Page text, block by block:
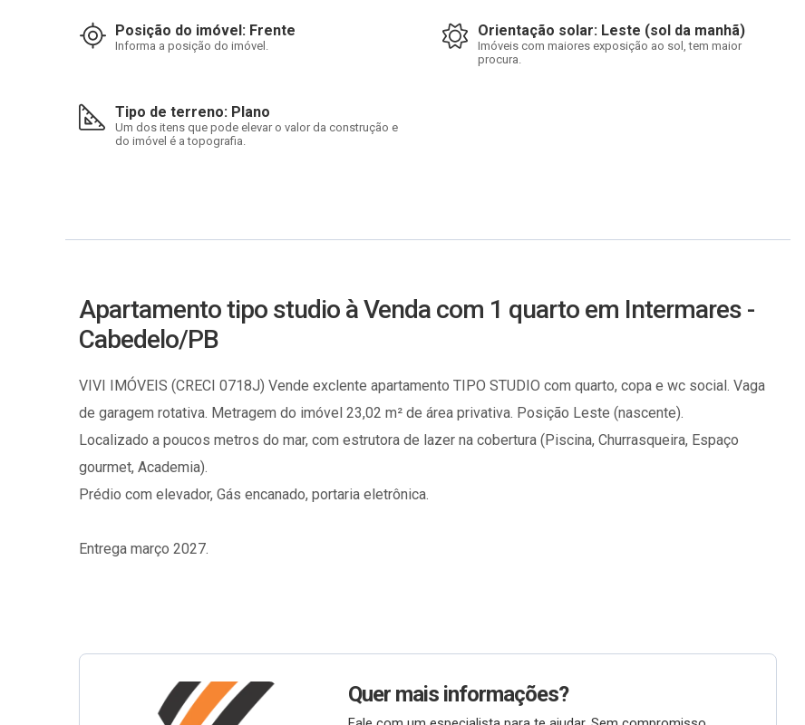
Posição do imóvel: Frente
Informa a posição do imóvel.
Orientação solar: Leste (sol da manhã)
Imóveis com maiores exposição ao sol, tem maior
procura.
Tipo de terreno: Plano
Um dos itens que pode elevar o valor da construção e
do imóvel é a topografia.
Apartamento tipo studio à Venda com 1 quarto em Intermares -
Cabedelo/PB
VIVI IMÓVEIS (CRECI 0718J) Vende exclente apartamento TIPO STUDIO com quarto, copa e wc social. Vaga
de garagem rotativa. Metragem do imóvel 23,02 m² de área privativa. Posição Leste (nascente).
Localizado a poucos metros do mar, com estrutora de lazer na cobertura (Piscina, Churrasqueira, Espaço
gourmet, Academia).
Prédio com elevador, Gás encanado, portaria eletrônica.
Entrega março 2027.
Quer mais informações?